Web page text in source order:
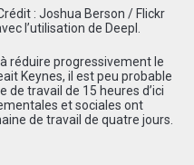
: Joshua Berson / Flickr
l’utilisation de Deepl.
réduire progressivement le
Keynes, il est peu probable
de travail de 15 heures d’ici
et sociales ont
de travail de quatre jours.